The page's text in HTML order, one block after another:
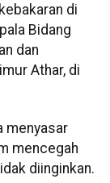
di
Bidang
dan
Athar, di
menyasar
mencegah
diinginkan.